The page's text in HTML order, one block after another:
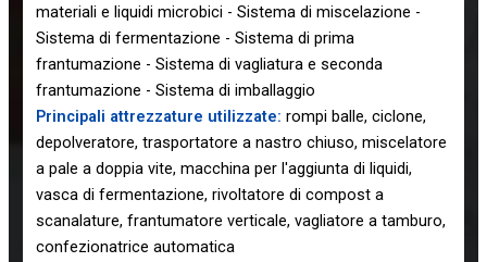
materiali e liquidi microbici - Sistema di miscelazione -
Sistema di fermentazione - Sistema di prima
frantumazione - Sistema di vagliatura e seconda
frantumazione - Sistema di imballaggio
Principali attrezzature utilizzate: rompi balle, ciclone,
depolveratore, trasportatore a nastro chiuso, miscelatore
a pale a doppia vite, macchina per l'aggiunta di liquidi,
vasca di fermentazione, rivoltatore di compost a
scanalature, frantumatore verticale, vagliatore a tamburo,
confezionatrice automatica